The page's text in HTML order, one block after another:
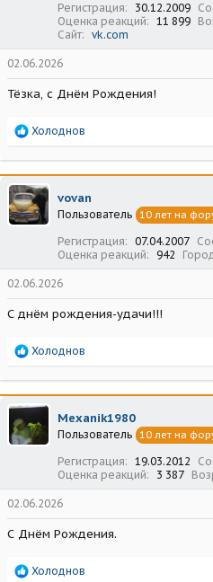
Регистрация 30.12.2009
Оценка реакций
11 899
Сайт
vk.com
02.06.2026
Тёзка, с Днём Рождения!
Р
а
к
ц
и
и
Холоднов
vovan
Пользователь 10 лет на
Регистрация 07.04.2007
Оценка реакций
942
02.06.2026
С днём рождения-удачи!!!
Р
а
к
ц
и
и
Холоднов
Mexanik1980
Пользователь 10 лет на
Регистрация 19.03.2012
Оценка реакций
3 387
02.06.2026
С Днём Рождения.
Р
Холоднов